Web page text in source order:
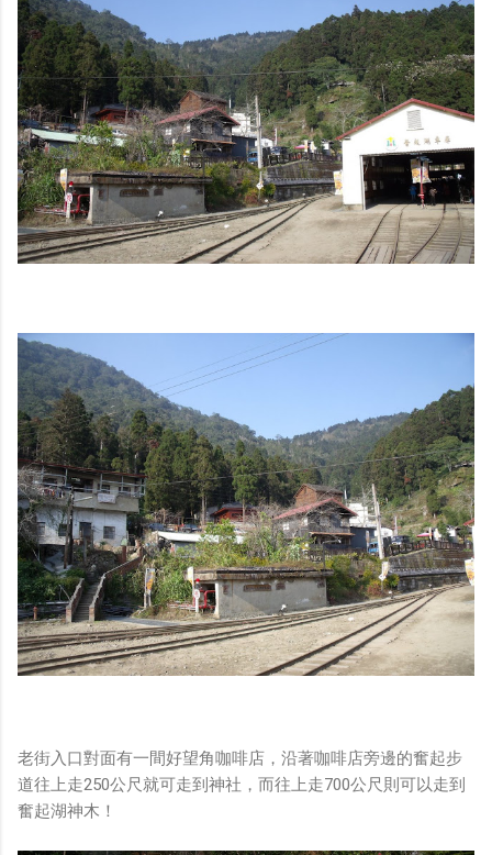
老街入口對面有一間好望角咖啡店，沿著咖啡店旁邊的奮起步
道往上走250公尺就可走到神社，而往上走700公尺則可以走到
奮起湖神木！